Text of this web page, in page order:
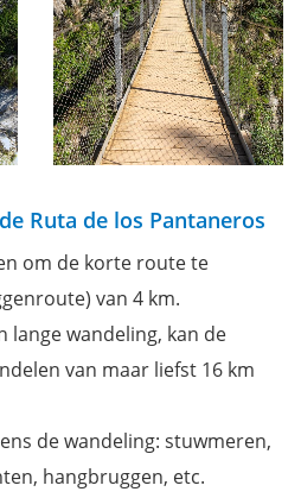
Ruta de los Pantaneros
om de korte route te
van 4 km.
lange wandeling, kan de
van maar liefst 16 km
de wandeling: stuwmeren,
hangbruggen, etc.